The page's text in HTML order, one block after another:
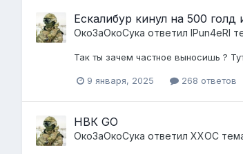
Ескалибур кинул на 500
ОкоЗаОкоСука ответил lPun4eRl
Так ты зачем частное выносишь ?
9 января, 2025 268 ответов
НВК GO
ОкоЗаОкоСука ответил XXOC